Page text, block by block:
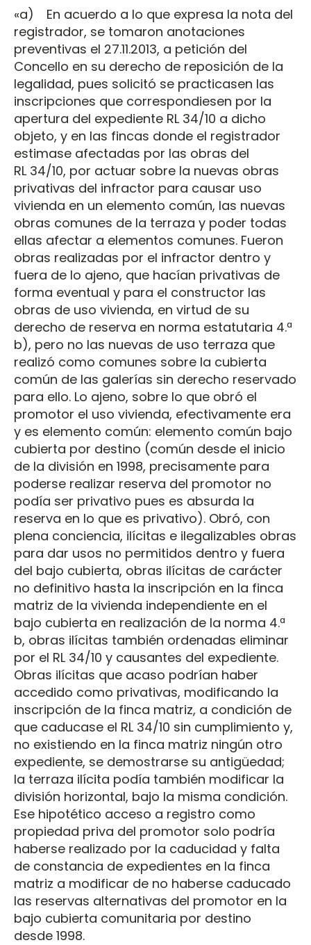
«a) En acuerdo a lo que expresa la nota del
registrador, se tomaron anotaciones
preventivas el 27.11.2013, a petición del
Concello en su derecho de reposición de la
legalidad, pues solicitó se practicasen las
inscripciones que correspondiesen por la
apertura del expediente RL 34/10 a dicho
objeto, y en las fincas donde el registrador
estimase afectadas por las obras del
RL 34/10, por actuar sobre la nuevas obras
privativas del infractor para causar uso
vivienda en un elemento común, las nuevas
obras comunes de la terraza y poder todas
ellas afectar a elementos comunes. Fueron
obras realizadas por el infractor dentro y
fuera de lo ajeno, que hacían privativas de
forma eventual y para el constructor las
obras de uso vivienda, en virtud de su
derecho de reserva en norma estatutaria 4.ª
b), pero no las nuevas de uso terraza que
realizó como comunes sobre la cubierta
común de las galerías sin derecho reservado
para ello. Lo ajeno, sobre lo que obró el
promotor el uso vivienda, efectivamente era
y es elemento común: elemento común bajo
cubierta por destino (común desde el inicio
de la división en 1998, precisamente para
poderse realizar reserva del promotor no
podía ser privativo pues es absurda la
reserva en lo que es privativo). Obró, con
plena conciencia, ilícitas e ilegalizables obras
para dar usos no permitidos dentro y fuera
del bajo cubierta, obras ilícitas de carácter
no definitivo hasta la inscripción en la finca
matriz de la vivienda independiente en el
bajo cubierta en realización de la norma 4.ª
b, obras ilícitas también ordenadas eliminar
por el RL 34/10 y causantes del expediente.
Obras ilícitas que acaso podrían haber
accedido como privativas, modificando la
inscripción de la finca matriz, a condición de
que caducase el RL 34/10 sin cumplimiento y,
no existiendo en la finca matriz ningún otro
expediente, se demostrarse su antigüedad;
la terraza ilícita podía también modificar la
división horizontal, bajo la misma condición.
Ese hipotético acceso a registro como
propiedad priva del promotor solo podría
haberse realizado por la caducidad y falta
de constancia de expedientes en la finca
matriz a modificar de no haberse caducado
las reservas alternativas del promotor en la
bajo cubierta comunitaria por destino
desde 1998.